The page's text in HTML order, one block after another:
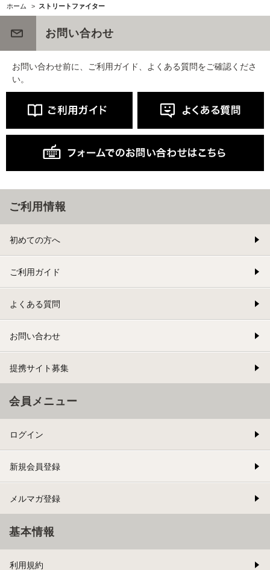
ホーム > ストリートファイター
お問い合わせ
お問い合わせ前に、ご利用ガイド、よくある質問をご確認くださ
い。
ご利用情報
初めての方へ
ご利用ガイド
よくある質問
お問い合わせ
提携サイト募集
会員メニュー
ログイン
新規会員登録
メルマガ登録
基本情報
利用規約